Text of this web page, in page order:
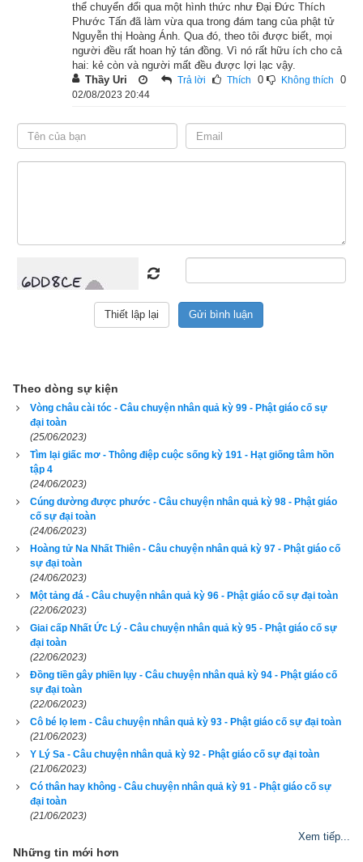
Ngày cần xem
Ngày khởi sự (DL)
Giờ khởi sự
Tác giả bài viết:Thầy Uri – Tổng biên tập chuyên mục giác ngộ
Trích từ cuốn Sách Truyện cổ phật giáo
thể chuyển đổi qua một hình thức như Đại Đức Thích
Phước Tấn đã làm vừa qua trong đám tang của phật tử
Nguyễn thị Hoàng Ánh. Qua đó, theo tôi được biết, mọi
người đều rất hoan hỷ tán đồng. Vì nó rất hữu ích cho cả
hai: kẻ còn và người mất đều được lợi lạc vậy.
Thầy Uri
Trả lời Thích 0 Không thích 0
02/08/2023 20:44
Theo dòng sự kiện
Vòng châu cài tóc - Câu chuyện nhân quả kỳ 99 - Phật giáo cố sự
đại toàn
(25/06/2023)
Tìm lại giấc mơ - Thông điệp cuộc sống kỳ 191 - Hạt giống tâm hồn
tập 4
(24/06/2023)
Cúng dường được phước - Câu chuyện nhân quả kỳ 98 - Phật giáo
cố sự đại toàn
(24/06/2023)
Hoàng tử Na Nhất Thiên - Câu chuyện nhân quả kỳ 97 - Phật giáo cố
sự đại toàn
(24/06/2023)
Một tảng đá - Câu chuyện nhân quả kỳ 96 - Phật giáo cố sự đại toàn
(22/06/2023)
Giai cấp Nhất Ức Lý - Câu chuyện nhân quả kỳ 95 - Phật giáo cố sự
đại toàn
(22/06/2023)
Đồng tiền gây phiền lụy - Câu chuyện nhân quả kỳ 94 - Phật giáo cố
sự đại toàn
(22/06/2023)
Cô bé lọ lem - Câu chuyện nhân quả kỳ 93 - Phật giáo cố sự đại toàn
(21/06/2023)
Y Lý Sa - Câu chuyện nhân quả kỳ 92 - Phật giáo cố sự đại toàn
(21/06/2023)
Có thân hay không - Câu chuyện nhân quả kỳ 91 - Phật giáo cố sự
đại toàn
(21/06/2023)
Xem tiếp...
Những tin mới hơn